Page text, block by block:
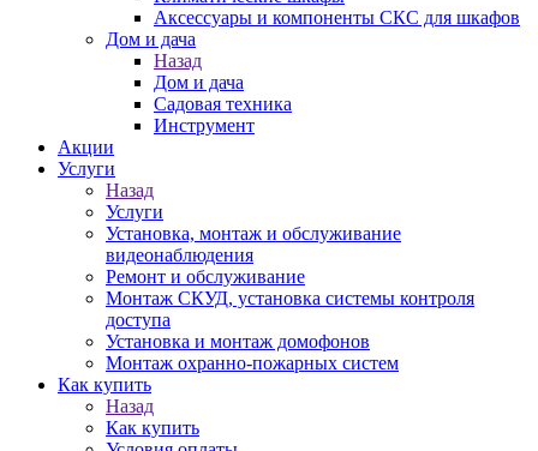
Аксессуары и компоненты СКС для шкафов
Дом и дача
Назад
Дом и дача
Садовая техника
Инструмент
Акции
Услуги
Назад
Услуги
Установка, монтаж и обслуживание
видеонаблюдения
Ремонт и обслуживание
Монтаж СКУД, установка системы контроля
доступа
Установка и монтаж домофонов
Монтаж охранно-пожарных систем
Как купить
Назад
Как купить